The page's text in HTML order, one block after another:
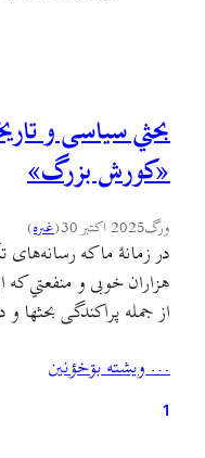
بحثي سیاسی و
«کورش بزرگ»
ورگ2025 اکتبر 30 (غىره)
در زمانهٔ ما که
هزاران خوبی و منفعتي
از جمله پراکندگی بحثها
ابزار تبلیغات و
… ويشته بۊخؤنين
1